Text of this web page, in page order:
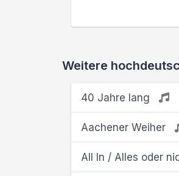
Weitere
40 Jahre lang
Aachener Weiher
All In / Alles oder